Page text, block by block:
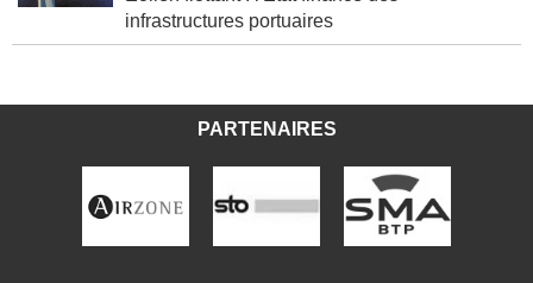
Éolien flottant : l'État finance des